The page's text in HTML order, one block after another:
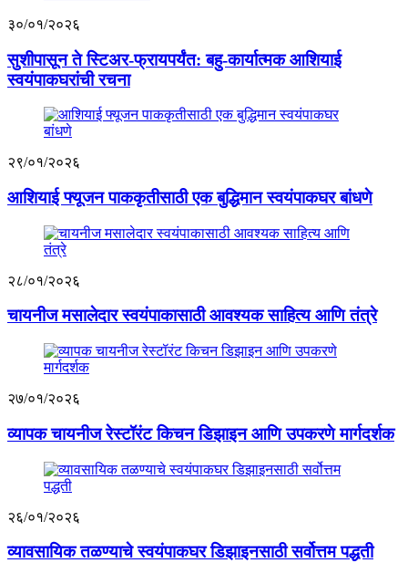
३०/०१/२०२६
सुशीपासून ते स्टिअर-फ्रायपर्यंत: बहु-कार्यात्मक आशियाई
स्वयंपाकघरांची रचना
२९/०१/२०२६
आशियाई फ्यूजन पाककृतीसाठी एक बुद्धिमान स्वयंपाकघर बांधणे
२८/०१/२०२६
चायनीज मसालेदार स्वयंपाकासाठी आवश्यक साहित्य आणि तंत्रे
२७/०१/२०२६
व्यापक चायनीज रेस्टॉरंट किचन डिझाइन आणि उपकरणे मार्गदर्शक
२६/०१/२०२६
व्यावसायिक तळण्याचे स्वयंपाकघर डिझाइनसाठी सर्वोत्तम पद्धती